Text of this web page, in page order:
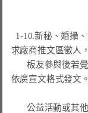
求廠商推文區徵人，
       板友參與後若覺得不錯可至板上發文，屬廣告宣傳文，請
依廣宣文格式發文。
       公益活動或其他婚宴場所、婚禮顧問公司舉辦的活動，請